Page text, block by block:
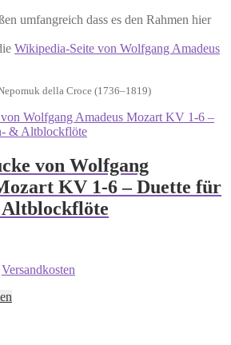
umfangreich dass es den Rahmen hier
Wikipedia-Seite von Wolfgang Amadeus
della Croce (1736–1819)
von Wolfgang
KV 1-6 – Duette für
Versandkosten